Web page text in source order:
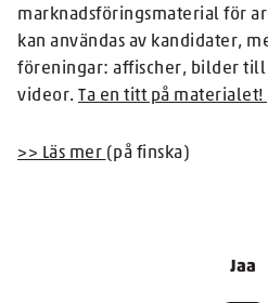
marknadsföringsmaterial för
kan användas av kandidater,
föreningar: affischer, bilder till
videor. Ta en titt på materialet!
>> Läs mer (på finska)
Jaa